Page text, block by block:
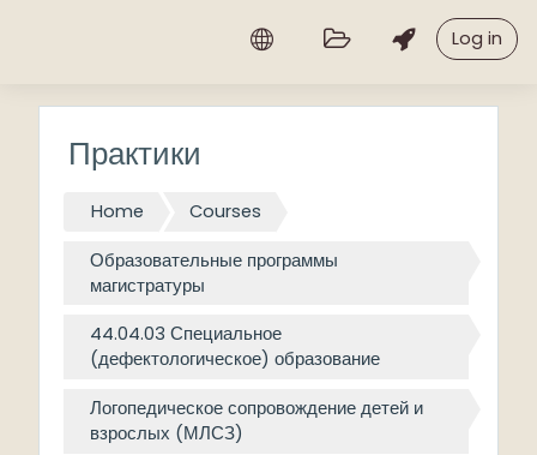
Log in
Практики
Home Courses
Образовательные программы
магистратуры
44.04.03 Специальное
(дефектологическое) образование
Логопедическое сопровождение детей и
взрослых (МЛСЗ)